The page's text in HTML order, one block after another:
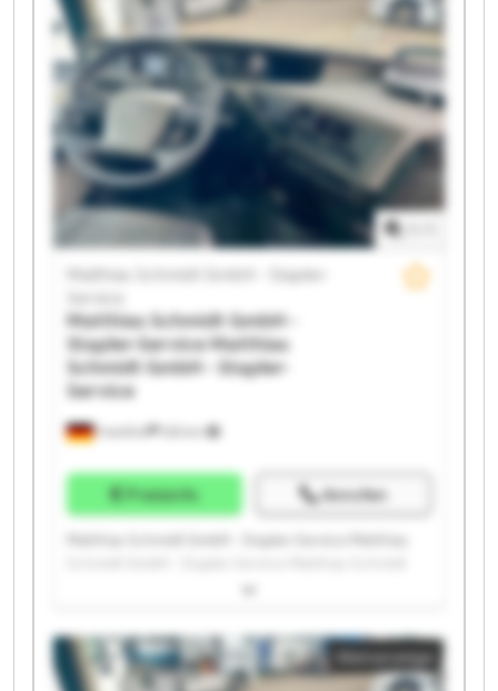
GmbH - Stapler-Service Matthias Schmidt GmbH -
Stapler-Service Matthias Schmidt GmbH - Stapler-
Service Matthias Schmidt GmbH - Stapler-Service
Matthias Schmidt GmbH - Stapler-Service Matthias
Schmidt GmbH - Stapler-Service Matthias Schmidt
GmbH - Stapler-Service Matthias Schmidt GmbH -
Stapler-Service Matthias Schmidt GmbH - Stapler-
Service Matthias Schmidt GmbH - Stapler-Service
Matthias Schmidt GmbH - Stapler-Service Matthias
Schmidt GmbH - Stapler-Service
Frankfurt
Matthias Schmidt GmbH - Stapler-
Matthias Schmidt GmbH -
Stapler-ServiceMatthias
Schmidt GmbH - Stapler-
Service
Preisinfo Anrufen
Matthias Schmidt GmbH - Stapler-Service Matthias
GmbH - Stapler-Service Matthias Schmidt GmbH -
Service Matthias Schmidt GmbH - Stapler-Service
Matthias Schmidt GmbH - Stapler-Service Matthias
Schmidt GmbH - Stapler-Service Matthias Schmidt
Kleinanzeige